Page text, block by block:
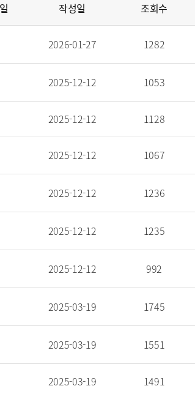
작성일 조회수
2026-01-27 1282
2025-12-12 1053
2025-12-12 1128
2025-12-12 1067
2025-12-12 1236
2025-12-12 1235
2025-12-12 992
2025-03-19 1745
2025-03-19 1551
2025-03-19 1491